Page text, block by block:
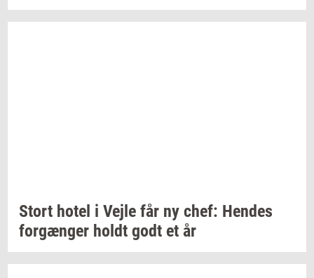
Stort hotel i Vejle får ny chef: Hen­des
for­gæn­ger holdt godt et år